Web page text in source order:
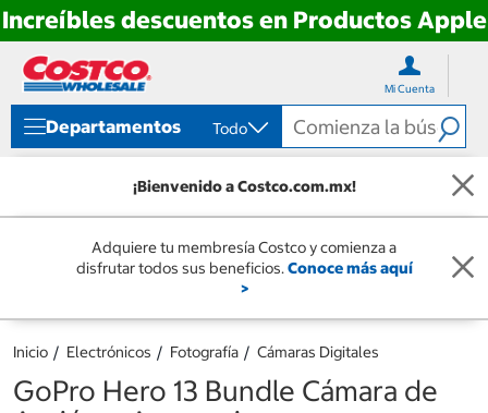
Increíbles descuentos en Productos Apple
directo
contenido
directo
menú
navegación
Mi Cuenta
Departamentos Todo
¡Bienvenido a Costco.com.mx!
Adquiere tu membresía Costco y comienza a
disfrutar todos sus beneficios.Conoce más aquí
>
Inicio Electrónicos Fotografía Cámaras Digitales
GoPro Hero 13 Bundle Cámara de